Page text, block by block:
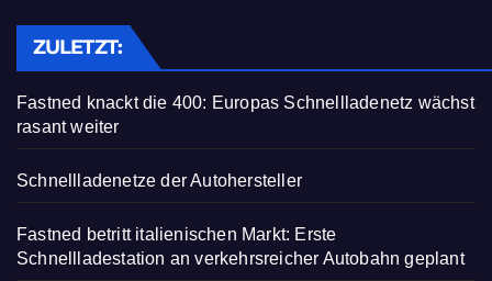
ZULETZT:
Fastned knackt die 400: Europas Schnellladenetz wächst
rasant weiter
Schnellladenetze der Autohersteller
Fastned betritt italienischen Markt: Erste
Schnellladestation an verkehrsreicher Autobahn geplant